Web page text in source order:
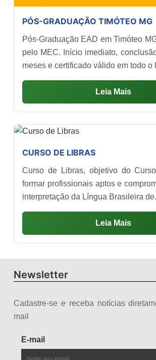
PÓS-GRADUAÇÃO TIMÓTEO MG
Pós-Graduação EAD em Timóteo
pelo MEC. Início imediato,
meses e certificado válido em todo o
Leia Mais
CURSO DE LIBRAS
Curso de Libras, objetivo do
formar profissionais aptos e
interpretação da Língua Brasileira
Leia Mais
Newsletter
Cadastre-se e receba notícias
mail
E-mail